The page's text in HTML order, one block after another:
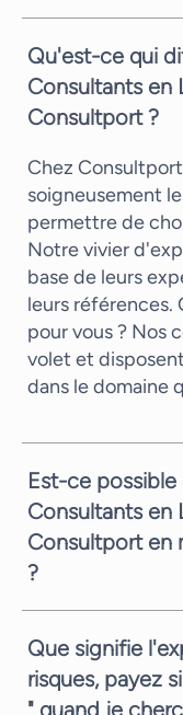
Qu'est-ce qui
Consultants en
Consultport ?
Chez
soigneusement
permettre de
Notre vivier
base de leurs
leurs références.
pour vous ? Nos
volet et
dans le domaine
Est-ce
Consultants en
Consultport en
?
ouvrés. Cela
demande et de
Que signifie
risques, payez
" quand je